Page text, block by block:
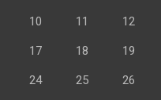
10 11 12
17 18 19
24 25 26